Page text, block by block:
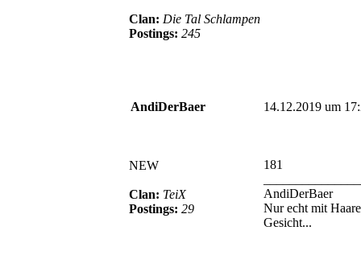
Clan: Die Tal Schlampen
Postings: 245
AndiDerBaer 14.12.2019 um
NEW
Clan: TeiX
Postings: 29
181
AndiDerBaer
Nur echt mit
Gesicht...